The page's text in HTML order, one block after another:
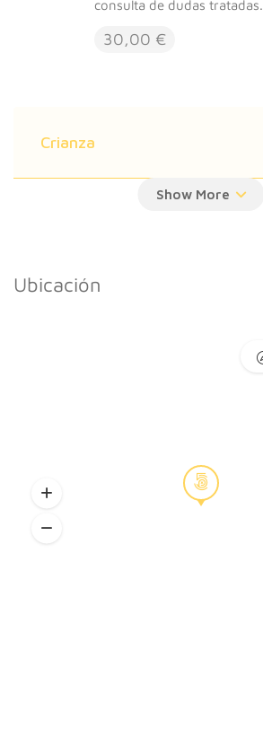
consulta de dudas tratadas.
30,00 €
Crianza
Ubicación